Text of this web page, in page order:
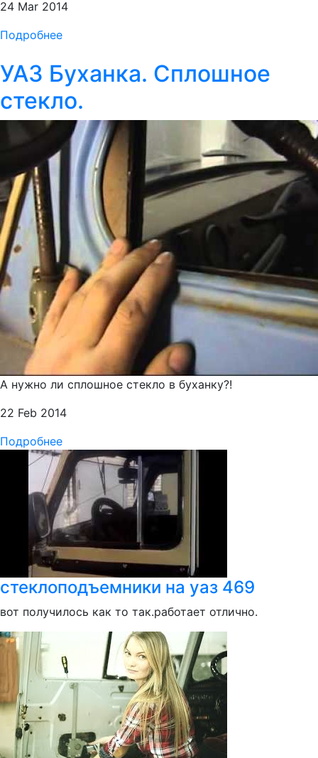
24 Mar 2014
Подробнее
УАЗ Буханка. Сплошное
стекло.
А нужно ли сплошное стекло в буханку?!
22 Feb 2014
Подробнее
стеклоподъемники на уаз 469
вот получилось как то так.работает отлично.